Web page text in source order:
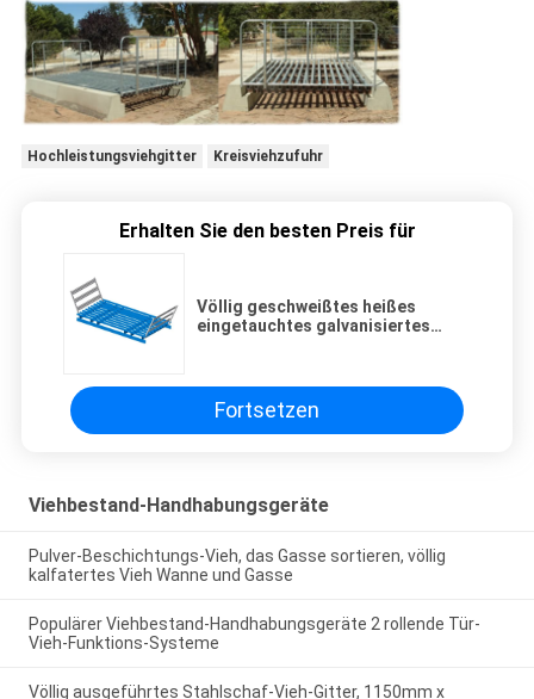
Hochleistungsviehgitter Kreisviehzufuhr
Erhalten Sie den besten Preis für
Völlig geschweißtes heißes
eingetauchtes galvanisiertes
Fortsetzen
Viehbestand-Handhabungsgeräte
Pulver-Beschichtungs-Vieh, das Gasse sortieren, völlig
kalfatertes Vieh Wanne und Gasse
Populärer Viehbestand-Handhabungsgeräte 2 rollende Tür-
Vieh-Funktions-Systeme
Völlig ausgeführtes Stahlschaf-Vieh-Gitter, 1150mm x